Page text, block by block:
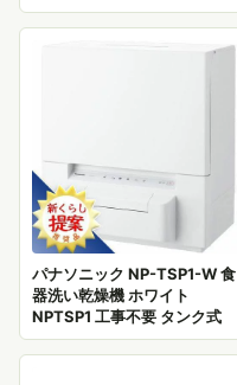
パナソニック NP-TSP1-W 食
器洗い乾燥機 ホワイト
NPTSP1 工事不要 タンク式